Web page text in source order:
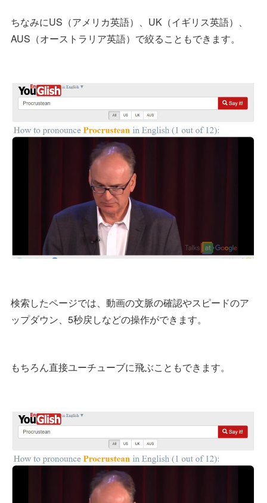
ちなみにUS（アメリカ英語）、UK（イギリス英語）、
AUS（オーストラリア英語）で絞ることもできます。
検索したページでは、動画の文脈の確認やスピードのア
ップダウン、5秒戻しなどの操作ができます。
もちろん直接ユーチューブに飛ぶこともできます。